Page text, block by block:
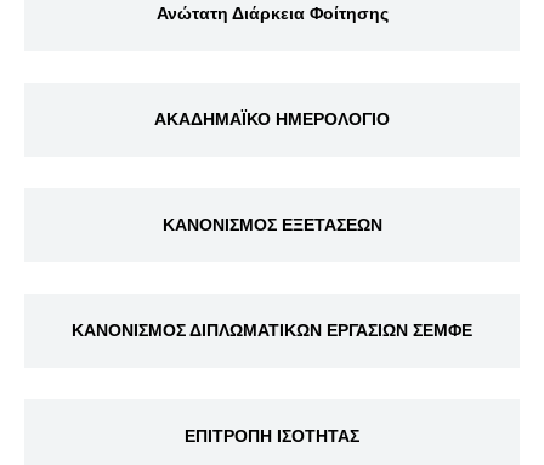
Ανώτατη Διάρκεια Φοίτησης
ΑΚΑΔΗΜΑΪΚΟ ΗΜΕΡΟΛΟΓΙΟ
ΚΑΝΟΝΙΣΜΟΣ ΕΞΕΤΑΣΕΩΝ
ΚΑΝΟΝΙΣΜΟΣ ΔΙΠΛΩΜΑΤΙΚΩΝ ΕΡΓΑΣΙΩΝ ΣΕΜΦΕ
ΕΠΙΤΡΟΠΗ ΙΣΟΤΗΤΑΣ